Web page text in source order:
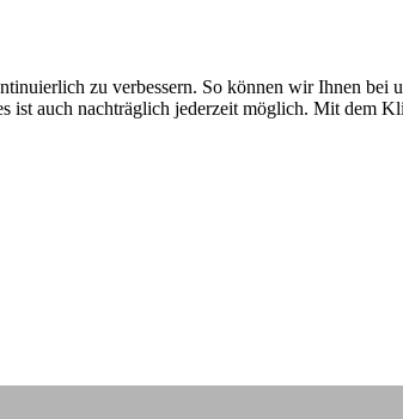
zu verbessern. So können wir Ihnen bei
ist auch nachträglich jederzeit möglich. Mit dem